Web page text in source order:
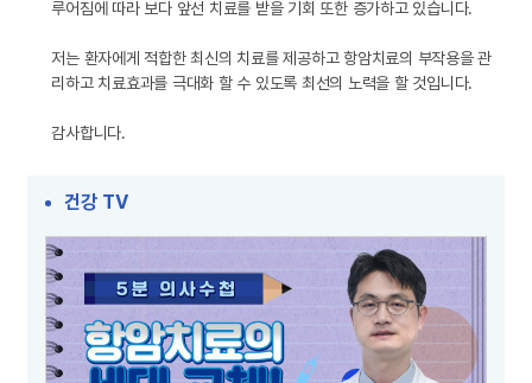
루어짐에 따라 보다 앞선 치료를 받을 기회 또한 증가하고 있습니다.
저는 환자에게 적합한 최신의 치료를 제공하고 항암치료의 부작용을 관
리하고 치료효과를 극대화 할 수 있도록 최선의 노력을 할 것입니다.
감사합니다.
건강 TV